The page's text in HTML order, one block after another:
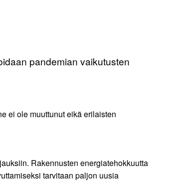
pandemian vaikutusten
ei ole muuttunut eikä erilaisten
Rakennusten energiatehokkuutta
tarvitaan paljon uusia